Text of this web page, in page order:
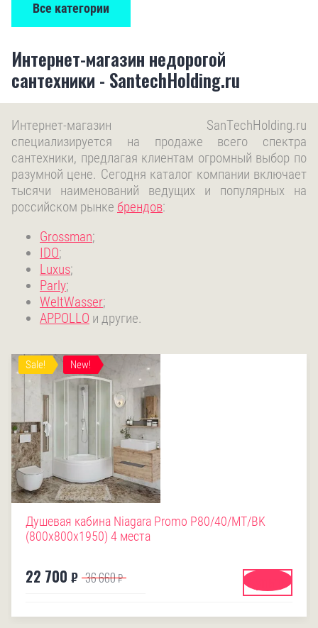
Все категории
Интернет-магазин недорогой
сантехники - SantechHolding.ru
Интернет-магазин SanTechHolding.ru
специализируется на продаже всего спектра
сантехники, предлагая клиентам огромный выбор по
разумной цене. Сегодня каталог компании включает
тысячи наименований ведущих и популярных на
российском рынке брендов:
Grossman;
IDO;
Luxus;
Parly;
WeltWasser;
APPOLLO и другие.
Sale! New!
Душевая кабина Niagara Promo P80/40/MT/BK
(800х800х1950) 4 места
22 700 ₽ 36 660₽